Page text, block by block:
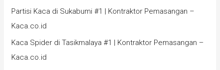
Partisi Kaca di Sukabumi #1 | Kontraktor Pemasangan –
Kaca.co.id
Kaca Spider di Tasikmalaya #1 | Kontraktor Pemasangan –
Kaca.co.id